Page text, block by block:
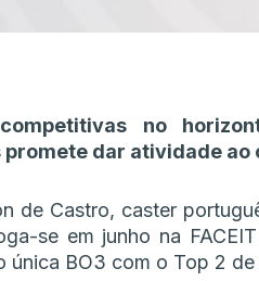
no
promete dar atividade
de Castro, caster
se em junho na
única BO3 com o Top 2